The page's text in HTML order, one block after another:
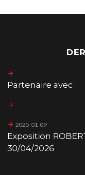
Partenaire avec
2025-01-09
Exposition
30/04/2026